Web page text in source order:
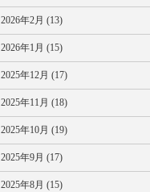
2026年2月 (13)
2026年1月 (15)
2025年12月 (17)
2025年11月 (18)
2025年10月 (19)
2025年9月 (17)
2025年8月 (15)